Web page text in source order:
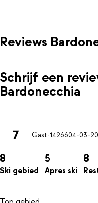
Reviews
Schrijf een
Bardonecchia
7 Gast-1426604-03-
8
Ski gebied
5
Apres ski
8